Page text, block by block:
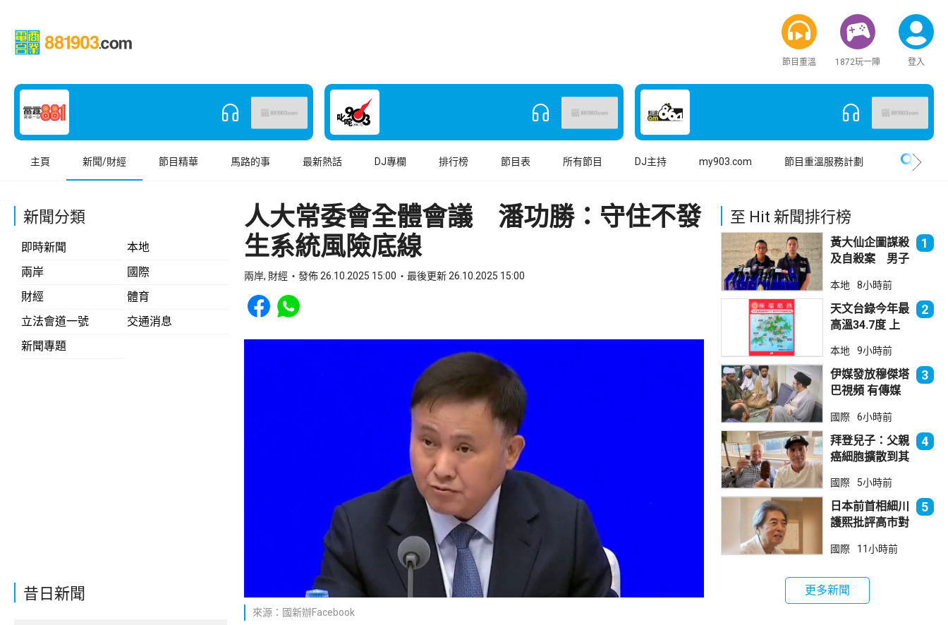
節目重溫 1872玩一陣 登入
主頁 新聞/財經 節目精華 馬路的事 最新熱話 DJ專欄 排行榜 節目表 所有節目 DJ主持 my903.com 節目重溫服務計劃
新聞分類
即時新聞
本地
兩岸
國際
財經
體育
立法會道一號
交通消息
新聞專題
昔日新聞
人大常委會全體會議 潘功勝：守住不發
生系統風險底線
兩岸, 財經 發佈 26.10.2025 15:00 最後更新 26.10.2025 15:00
Share to Facebook
Share to WhatsApp
來源：國新辦Facebook
至 Hit 新聞排行榜
黃大仙企圖謀殺
及自殺案 男子
墮樓亡
1
本地 8小時前
天文台錄今年最
高溫34.7度 上
2
本地 9小時前
伊媒發放穆傑塔
巴視頻 有傳媒
3
國際 6小時前
拜登兒子：父親
癌細胞擴散到其
苦
4
國際 5小時前
日本前首相細川
護熙批評高市對
5
國際 11小時前
更多新聞